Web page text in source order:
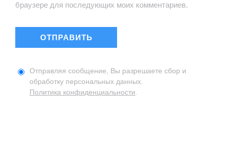
браузере для последующих моих комментариев.
Отправляя сообщение, Вы разрешаете сбор и
обработку персональных данных.
Политика конфиденциальности